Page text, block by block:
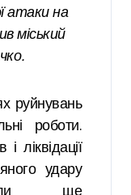
атаки на
міський
руйнувань
роботи.
ліквідації
удару
ще